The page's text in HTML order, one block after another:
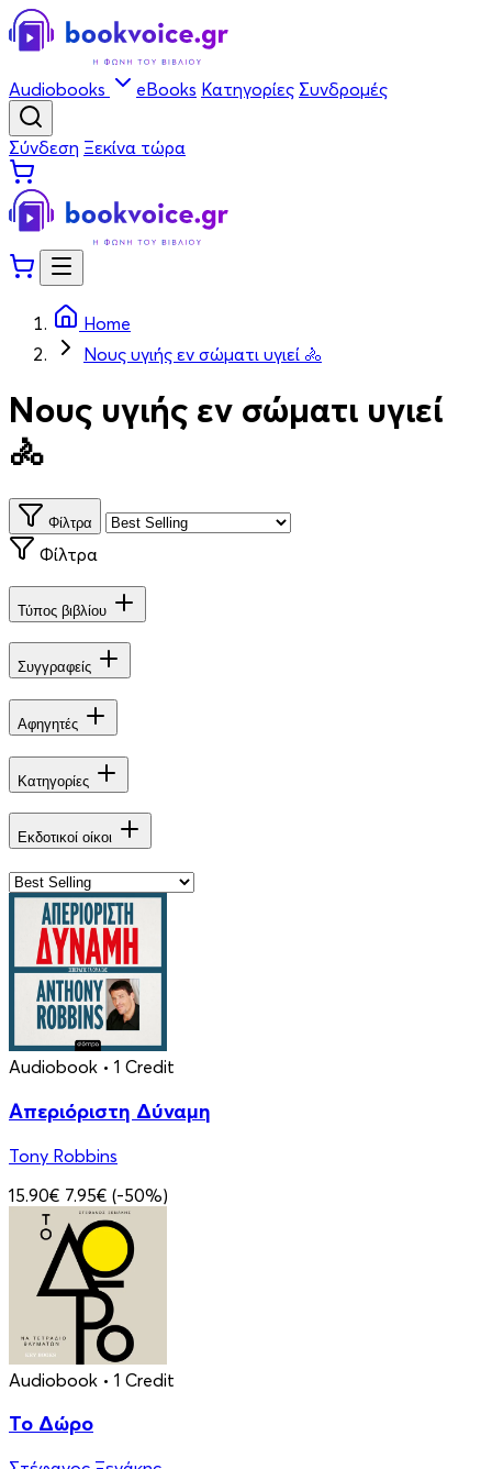
Audiobooks eBooks Κατηγορίες Συνδρομές
Σύνδεση Ξεκίνα τώρα
Home
Νους υγιής εν σώματι υγιεί 🚴
Νους υγιής εν σώματι υγιεί
🚴
Φίλτρα
Φίλτρα
Τύπος βιβλίου
Συγγραφείς
Αφηγητές
Κατηγορίες
Εκδοτικοί οίκοι
Audiobook • 1 Credit
Απεριόριστη Δύναμη
Tony Robbins
15.90€ 7.95€ (-50%)
Audiobook • 1 Credit
Το Δώρο